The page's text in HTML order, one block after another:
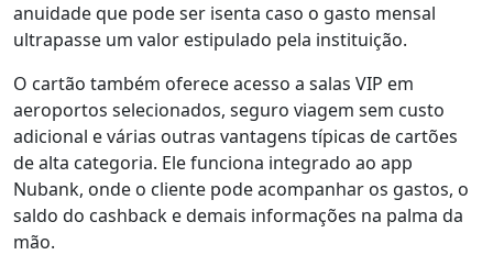
anuidade que pode ser isenta caso o gasto mensal
ultrapasse um valor estipulado pela instituição.
O cartão também oferece acesso a salas VIP em
aeroportos selecionados, seguro viagem sem custo
adicional e várias outras vantagens típicas de cartões
de alta categoria. Ele funciona integrado ao app
Nubank, onde o cliente pode acompanhar os gastos, o
saldo do cashback e demais informações na palma da
mão.